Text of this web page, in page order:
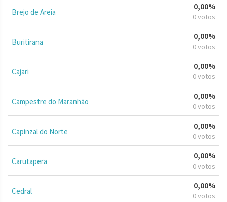
Brejo de Areia
0,00%
0 votos
Buritirana
0,00%
0 votos
Cajari
0,00%
0 votos
Campestre do Maranhão
0,00%
0 votos
Capinzal do Norte
0,00%
0 votos
Carutapera
0,00%
0 votos
Cedral
0,00%
0 votos